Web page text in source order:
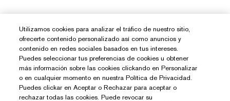
Utilizamos cookies para analizar el tráfico de nuestro sitio,
ofrecerte contenido personalizado así como anuncios y
contenido en redes sociales basados en tus intereses.
Puedes seleccionar tus preferencias de cookies u obtener
más información sobre las cookies clickando en Personalizar
o en cualquier momento en nuestra Política de Privacidad.
Puedes clickar en Aceptar o Rechazar para aceptar o
rechazar todas las cookies. Puede revocar su